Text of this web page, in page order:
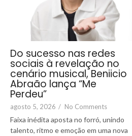
Do sucesso nas redes
sociais à revelação no
cenário musical, Beniicio
Abraão lança “Me
Perdeu”
agosto 5, 2026 / No Comments
Faixa inédita aposta no forró, unindo
talento, ritmo e emoção em uma nova